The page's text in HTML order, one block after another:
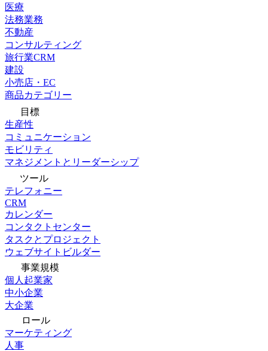
医療
法務業務
不動産
コンサルティング
旅行業CRM
建設
小売店・EC
商品カテゴリー
目標
生産性
コミュニケーション
モビリティ
マネジメントとリーダーシップ
ツール
テレフォニー
CRM
カレンダー
コンタクトセンター
タスクとプロジェクト
ウェブサイトビルダー
事業規模
個人起業家
中小企業
大企業
ロール
マーケティング
人事